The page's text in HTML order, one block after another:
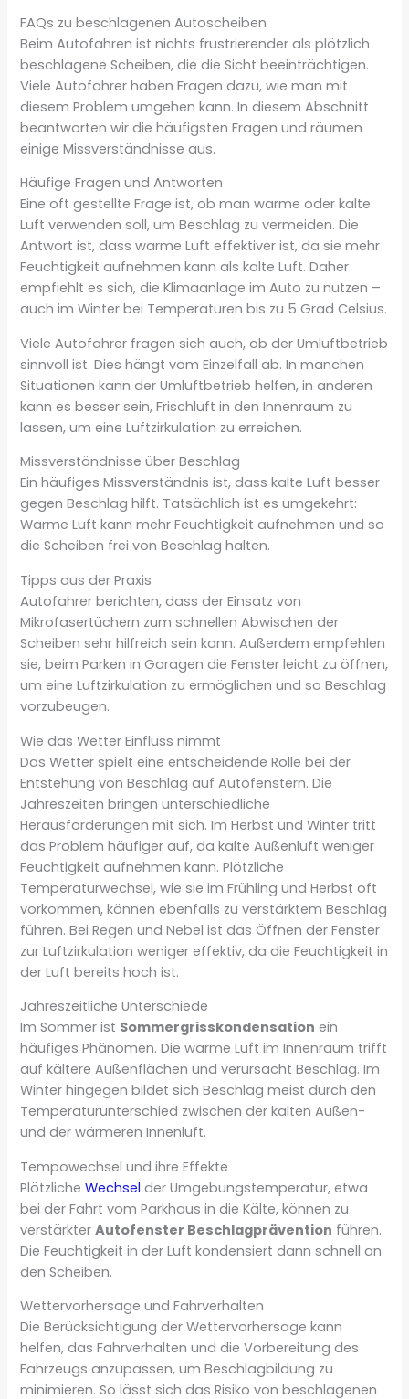
FAQs zu beschlagenen Autoscheiben
Beim Autofahren ist nichts frustrierender als plötzlich
beschlagene Scheiben, die die Sicht beeinträchtigen.
Viele Autofahrer haben Fragen dazu, wie man mit
diesem Problem umgehen kann. In diesem Abschnitt
beantworten wir die häufigsten Fragen und räumen
einige Missverständnisse aus.
Häufige Fragen und Antworten
Eine oft gestellte Frage ist, ob man warme oder kalte
Luft verwenden soll, um Beschlag zu vermeiden. Die
Antwort ist, dass warme Luft effektiver ist, da sie mehr
Feuchtigkeit aufnehmen kann als kalte Luft. Daher
empfiehlt es sich, die Klimaanlage im Auto zu nutzen –
auch im Winter bei Temperaturen bis zu 5 Grad Celsius.
Viele Autofahrer fragen sich auch, ob der Umluftbetrieb
sinnvoll ist. Dies hängt vom Einzelfall ab. In manchen
Situationen kann der Umluftbetrieb helfen, in anderen
kann es besser sein, Frischluft in den Innenraum zu
lassen, um eine Luftzirkulation zu erreichen.
Missverständnisse über Beschlag
Ein häufiges Missverständnis ist, dass kalte Luft besser
gegen Beschlag hilft. Tatsächlich ist es umgekehrt:
Warme Luft kann mehr Feuchtigkeit aufnehmen und so
die Scheiben frei von Beschlag halten.
Tipps aus der Praxis
Autofahrer berichten, dass der Einsatz von
Mikrofasertüchern zum schnellen Abwischen der
Scheiben sehr hilfreich sein kann. Außerdem empfehlen
sie, beim Parken in Garagen die Fenster leicht zu öffnen,
um eine Luftzirkulation zu ermöglichen und so Beschlag
vorzubeugen.
Wie das Wetter Einfluss nimmt
Das Wetter spielt eine entscheidende Rolle bei der
Entstehung von Beschlag auf Autofenstern. Die
Jahreszeiten bringen unterschiedliche
Herausforderungen mit sich. Im Herbst und Winter tritt
das Problem häufiger auf, da kalte Außenluft weniger
Feuchtigkeit aufnehmen kann. Plötzliche
Temperaturwechsel, wie sie im Frühling und Herbst oft
vorkommen, können ebenfalls zu verstärktem Beschlag
führen. Bei Regen und Nebel ist das Öffnen der Fenster
zur Luftzirkulation weniger effektiv, da die Feuchtigkeit in
der Luft bereits hoch ist.
Jahreszeitliche Unterschiede
Im Sommer ist Sommergrisskondensation ein
häufiges Phänomen. Die warme Luft im Innenraum trifft
auf kältere Außenflächen und verursacht Beschlag. Im
Winter hingegen bildet sich Beschlag meist durch den
Temperaturunterschied zwischen der kalten Außen-
und der wärmeren Innenluft.
Tempowechsel und ihre Effekte
PlötzlicheWechsel der Umgebungstemperatur, etwa
bei der Fahrt vom Parkhaus in die Kälte, können zu
verstärkterAutofenster Beschlagprävention führen.
Die Feuchtigkeit in der Luft kondensiert dann schnell an
den Scheiben.
Wettervorhersage und Fahrverhalten
Die Berücksichtigung der Wettervorhersage kann
helfen, das Fahrverhalten und die Vorbereitung des
Fahrzeugs anzupassen, um Beschlagbildung zu
minimieren. So lässt sich das Risiko von beschlagenen